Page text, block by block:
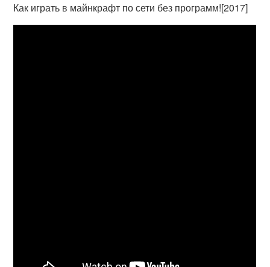
Как играть в майнкрафт по сети без программ![2017]